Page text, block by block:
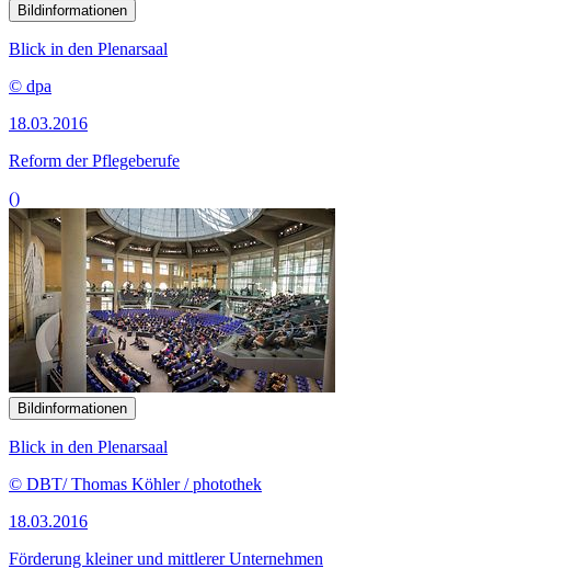
Bildinformationen
Blick in den Plenarsaal
© dpa
18.03.2016
Reform der Pflegeberufe
()
Bildinformationen
Blick in den Plenarsaal
© DBT/ Thomas Köhler / photothek
18.03.2016
Förderung kleiner und mittlerer Unternehmen